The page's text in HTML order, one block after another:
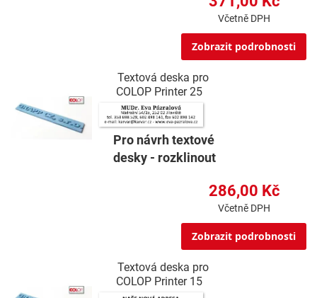
Včetně DPH
Zobrazit podrobnosti
Textová deska pro
COLOP Printer 25
Pro návrh textové
desky - rozklinout
286,00 Kč
Včetně DPH
Zobrazit podrobnosti
Textová deska pro
COLOP Printer 15